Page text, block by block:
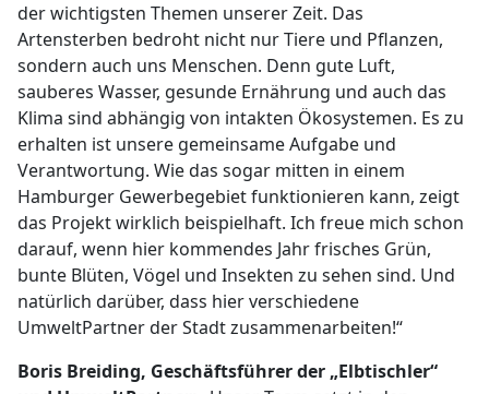
der wichtigsten Themen unserer Zeit. Das
Artensterben bedroht nicht nur Tiere und Pflanzen,
sondern auch uns Menschen. Denn gute Luft,
sauberes Wasser, gesunde Ernährung und auch das
Klima sind abhängig von intakten Ökosystemen. Es zu
erhalten ist unsere gemeinsame Aufgabe und
Verantwortung. Wie das sogar mitten in einem
Hamburger Gewerbegebiet funktionieren kann, zeigt
das Projekt wirklich beispielhaft. Ich freue mich schon
darauf, wenn hier kommendes Jahr frisches Grün,
bunte Blüten, Vögel und Insekten zu sehen sind. Und
natürlich darüber, dass hier verschiedene
UmweltPartner der Stadt zusammenarbeiten!“
Boris Breiding, Geschäftsführer der „Elbtischler“